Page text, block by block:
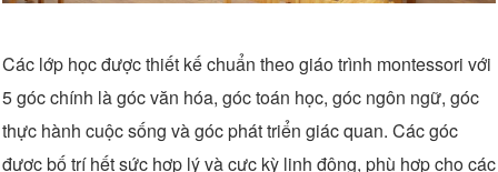
Các lớp học được thiết kế chuẩn theo giáo trình montessori với
5 góc chính là góc văn hóa, góc toán học, góc ngôn ngữ, góc
thực hành cuộc sống và góc phát triển giác quan. Các góc
được bố trí hết sức hợp lý và cực kỳ linh động, phù hợp cho các